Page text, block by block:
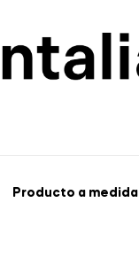
Producto a medida